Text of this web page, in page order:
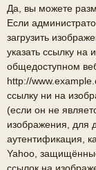
Да, вы можете
Если
загрузить
указать ссылку на
общедоступном
http://
ссылку ни на
(если он не
изображения, для
аутентификация,
Yahoo,